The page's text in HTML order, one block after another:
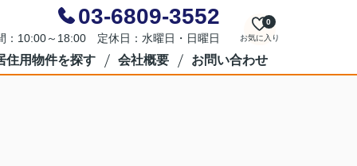
03-6809-3552
：10:00～18:00 定休日：水曜日・日曜日 お気に入り
0
住用物件を探す 会社概要 お問い合わせ